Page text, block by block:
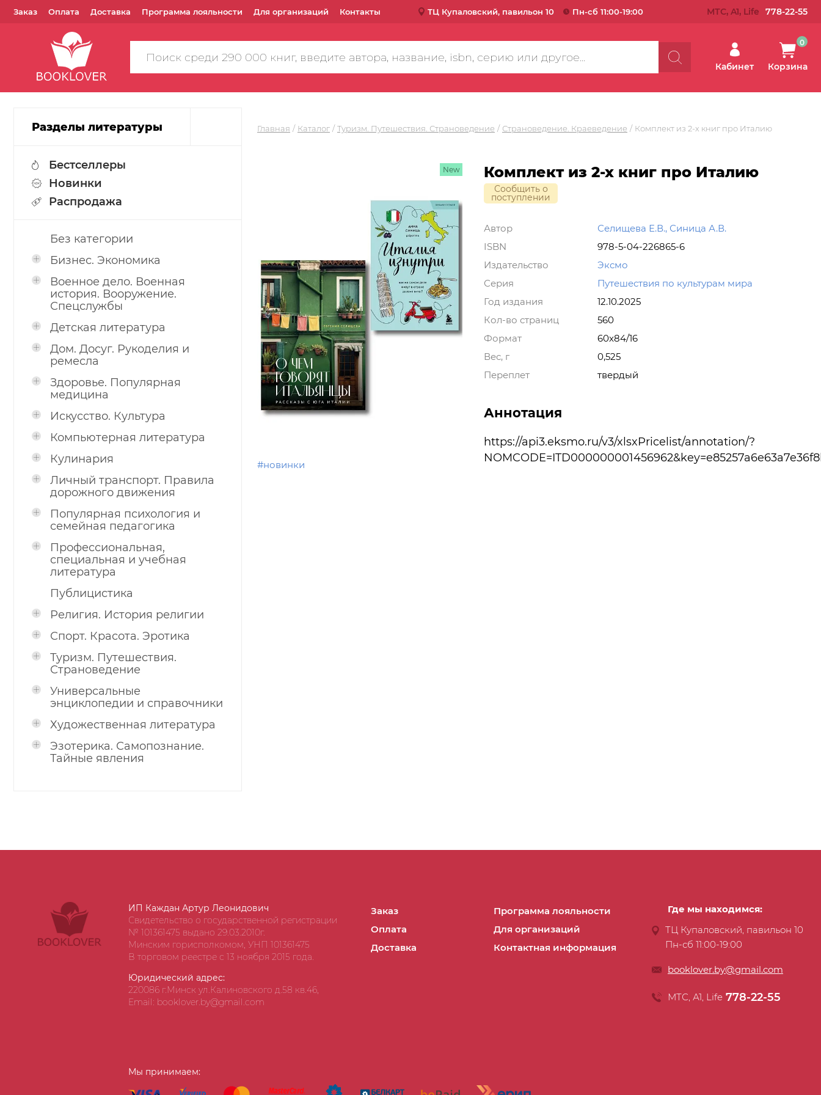
Заказ Оплата Доставка Программа лояльности Для организаций Контакты ТЦ Купаловский, павильон 10 Пн-сб 11:00-19:00 МТС, A1, Life 778-22-55
Поиск
по
Кабинет Корзина
0
Разделы литературы
Бестселлеры
Новинки
Распродажа
Без категории
Бизнес. Экономика
Военное дело. Военная
история. Вооружение.
Спецслужбы
Детская литература
Дом. Досуг. Рукоделия и
ремесла
Здоровье. Популярная
медицина
Искусство. Культура
Компьютерная литература
Кулинария
Личный транспорт. Правила
дорожного движения
Популярная психология и
семейная педагогика
Профессиональная,
специальная и учебная
литература
Публицистика
Религия. История религии
Спорт. Красота. Эротика
Туризм. Путешествия.
Страноведение
Универсальные
энциклопедии и справочники
Художественная литература
Эзотерика. Самопознание.
Тайные явления
Главная Каталог Туризм. Путешествия. Страноведение Страноведение. Краеведение Комплект из 2-х книг про Италию
New
#новинки
Комплект из 2-х книг про Италию
Сообщить о
поступлении
Автор
Селищева Е.В., Синица А.В.
ISBN
978-5-04-226865-6
Издательство
Эксмо
Серия
Путешествия по культурам мира
Год издания
12.10.2025
Кол-во страниц
560
Формат
60x84/16
Вес, г
0,525
Переплет
твердый
Аннотация
https://api3.eksmo.ru/v3/xlsxPricelist/annotation/?
ИП Каждан Артур Леонидович
Свидетельство о государственной регистрации
№ 101361475 выдано 29.03.2010г.
Минским горисполкомом, УНП 101361475
В торговом реестре с 13 ноября 2015 года.
Юридический адрес:
220086 г.Минск ул.Калиновского д.58 кв.46,
Email: booklover.by@gmail.com
Заказ
Оплата
Доставка
Программа лояльности
Для организаций
Контактная информация
Мы принимаем:
Где мы находимся:
ТЦ Купаловский, павильон 10
Пн-сб 11:00-19:00
booklover.by@gmail.com
МТС, А1, Life 778-22-55